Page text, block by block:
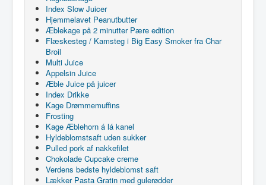
Index Slow Juicer
Hjemmelavet Peanutbutter
Æblekage på 2 minutter Pære edition
Flæskesteg / Kamsteg i Big Easy Smoker fra Char
Broil
Multi Juice
Appelsin Juice
Æble Juice på juicer
Index Drikke
Kage Drømmemuffins
Frosting
Kage Æblehorn á lá kanel
Hyldeblomstsaft uden sukker
Pulled pork af nakkefilet
Chokolade Cupcake creme
Verdens bedste hyldeblomst saft
Lækker Pasta Gratin med gulerødder